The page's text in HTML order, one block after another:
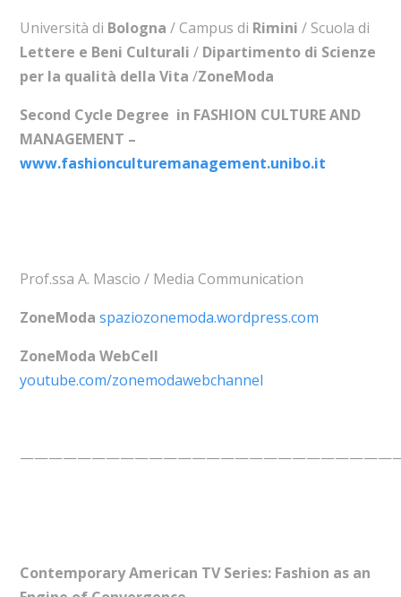
Università di Bologna / Campus di Rimini / Scuola di
Lettere e Beni Culturali / Dipartimento di Scienze
per la qualità della Vita /ZoneModa
Second Cycle Degree in FASHION CULTURE AND
MANAGEMENT –
www.fashionculturemanagement.unibo.it
Prof.ssa A. Mascio / Media Communication
ZoneModa spaziozonemoda.wordpress.com
ZoneModa WebCell
youtube.com/zonemodawebchannel
Contemporary American TV Series: Fashion as an